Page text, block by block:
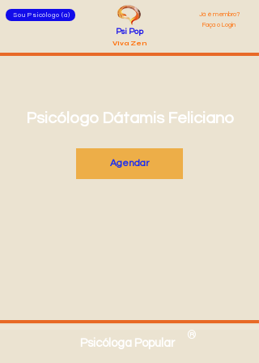
Sou Psicólogo (a)
Já é membro?
Faça o Login
Psi Pop
Viva Zen
Psicólogo Dátamis Feliciano
Agendar
Psicóloga Popular
®